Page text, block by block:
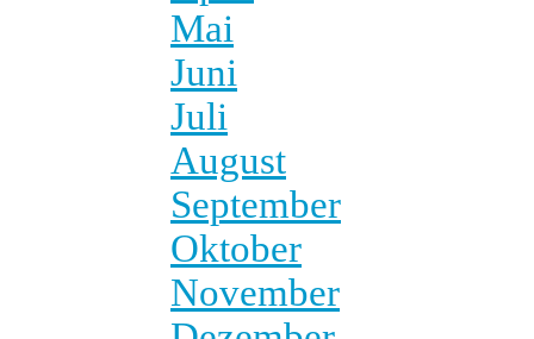
Mai
Juni
Juli
August
September
Oktober
November